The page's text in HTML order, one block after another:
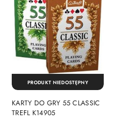
KARTY DO GRY 55 CLASSIC
TREFL K14905
PRODUKT NIEDOSTĘPNY